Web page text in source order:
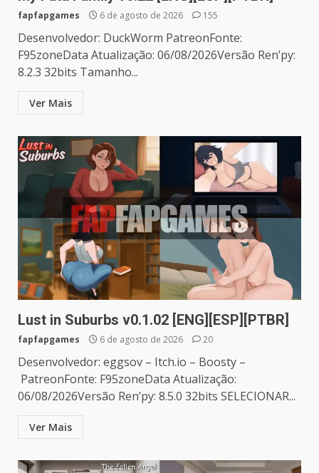
fapfapgames 6 de agosto de 2026 155
Desenvolvedor: DuckWorm PatreonFonte:
F95zoneData Atualização: 06/08/2026Versão Ren’py:
8.2.3 32bits Tamanho...
Ver Mais
Lust in Suburbs v0.1.02 [ENG][ESP][PTBR]
fapfapgames 6 de agosto de 2026 20
Desenvolvedor: eggsov – Itch.io – Boosty –
PatreonFonte: F95zoneData Atualização:
06/08/2026Versão Ren’py: 8.5.0 32bits SELECIONAR...
Ver Mais